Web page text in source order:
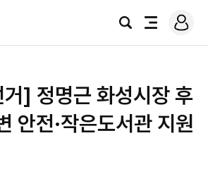
검
전
로
그
] 정명근 화성시장 후
안전·작은도서관 지원